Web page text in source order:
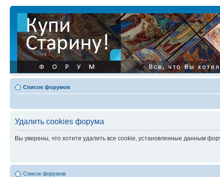
Список форумов
Удалить cookies форума
Вы уверены, что хотите удалить все cookie, установленные данным
Список форумов